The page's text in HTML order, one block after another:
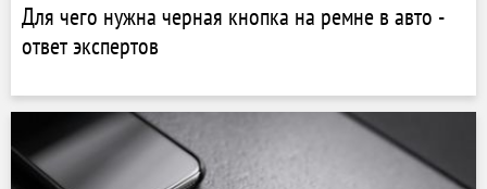
Для чего нужна черная кнопка на ремне в авто -
ответ экспертов